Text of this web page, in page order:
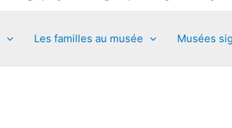
Les familles au musée Musées